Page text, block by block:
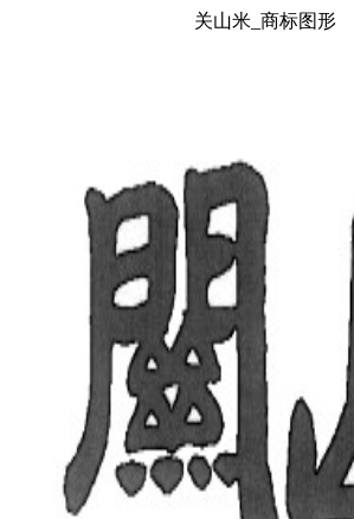
关山米_商标图形